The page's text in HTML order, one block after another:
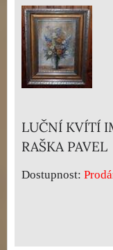
LUČNÍ KVÍTÍ
RAŠKA PAVEL
Dostupnost: